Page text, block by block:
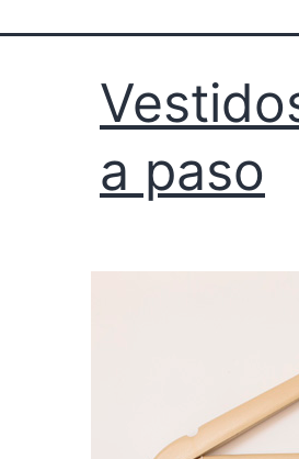
a paso